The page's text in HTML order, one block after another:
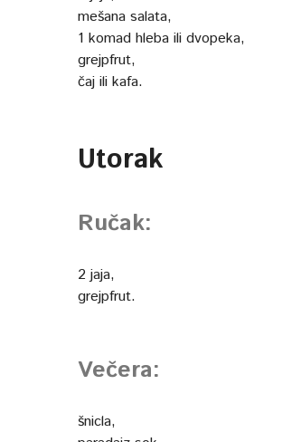
mešana salata,
1 komad hleba ili dvopeka,
grejpfrut,
čaj ili kafa.
Utorak
Ručak:
2 jaja,
grejpfrut.
Večera:
šnicla,